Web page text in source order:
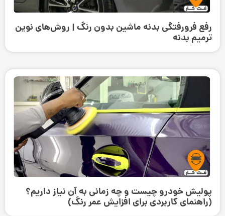
رفع فرورفتگی بدنه ماشین بدون رنگ | روش‌های نوین
ترمیم بدنه
پولیش خودرو چیست و چه زمانی به آن نیاز داریم؟
(راهنمای کاربردی برای افزایش عمر رنگ)